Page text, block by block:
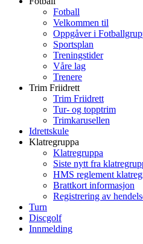
Fotball
Velkommen til
Oppgåver i
Sportsplan
Treningstider
Våre lag
Trenere
Trim Friidrett
Trim Friidrett
Tur- og topptrim
Trimkarusellen
Idrettskule
Klatregruppa
Klatregruppa
Siste nytt fra
HMS reglement
Brattkort informasjon
Registrering av
Turn
Discgolf
Innmelding